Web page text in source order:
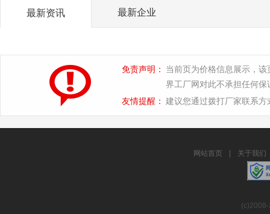
最新资讯 最新企业
免责声明：
当前页为价格信息展示，
界工厂网对此不承担任何保
友情提醒： 建议您通过拨打厂家联系
网站首页 关于我们